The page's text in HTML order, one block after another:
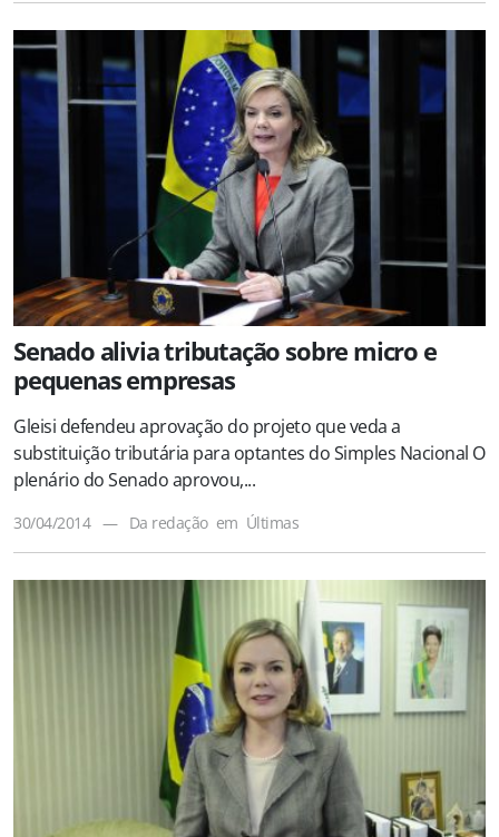
Senado alivia tributação sobre micro e
pequenas empresas
Gleisi defendeu aprovação do projeto que veda a
substituição tributária para optantes do Simples Nacional O
plenário do Senado aprovou,...
30/04/2014 — Da redação em Últimas